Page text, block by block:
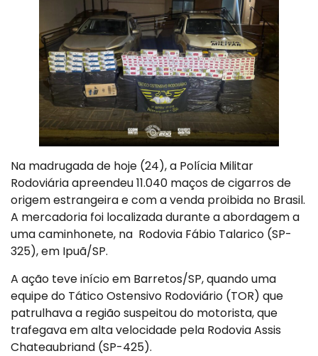
Na madrugada de hoje (24), a Polícia Militar
Rodoviária apreendeu 11.040 maços de cigarros de
origem estrangeira e com a venda proibida no Brasil.
A mercadoria foi localizada durante a abordagem a
uma caminhonete, na Rodovia Fábio Talarico (SP-
325), em Ipuã/SP.
A ação teve início em Barretos/SP, quando uma
equipe do Tático Ostensivo Rodoviário (TOR) que
patrulhava a região suspeitou do motorista, que
trafegava em alta velocidade pela Rodovia Assis
Chateaubriand (SP-425).